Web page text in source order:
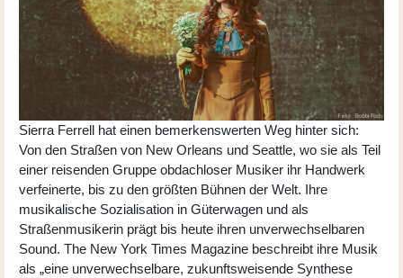
Sierra Ferrell hat einen bemerkenswerten Weg hinter sich:
Von den Straßen von New Orleans und Seattle, wo sie als Teil
einer reisenden Gruppe obdachloser Musiker ihr Handwerk
verfeinerte, bis zu den größten Bühnen der Welt. Ihre
musikalische Sozialisation in Güterwagen und als
Straßenmusikerin prägt bis heute ihren unverwechselbaren
Sound. The New York Times Magazine beschreibt ihre Musik
als „eine unverwechselbare, zukunftsweisende Synthese